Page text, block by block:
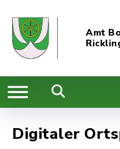
Amt
Digitaler